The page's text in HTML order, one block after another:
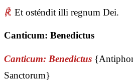
℟. Et osténdit illi regnum Dei.
Canticum: Benedictus
Canticum: Benedictus
Sanctorum}